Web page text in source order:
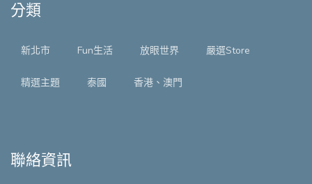
分類
新北市 Fun生活 放眼世界 嚴選Store
精選主題 泰國 香港、澳門
聯絡資訊